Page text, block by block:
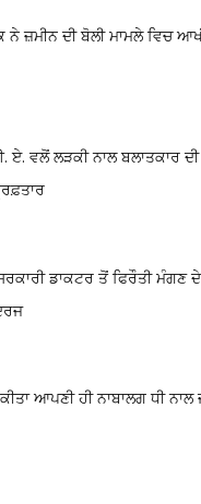
ਨੇ ਜ਼ਮੀਨ ਦੀ ਬੋਲੀ ਮਾਮਲੇ ਵਿਚ
ਏ. ਵਲੋਂ ਲੜਕੀ ਨਾਲ ਬਲਾਤਕਾਰ
ਡਾਕਟਰ ਤੋਂ ਫਿਰੌਤੀ ਮੰਗਣ
ਆਪਣੀ ਹੀ ਨਾਬਾਲਗ ਧੀ